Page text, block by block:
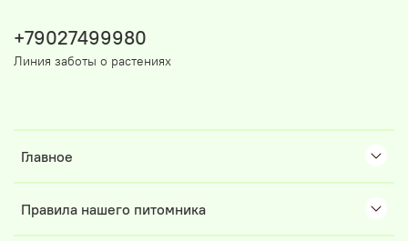
Главное
Правила нашего питомника
+79027499980
Линия заботы о растениях